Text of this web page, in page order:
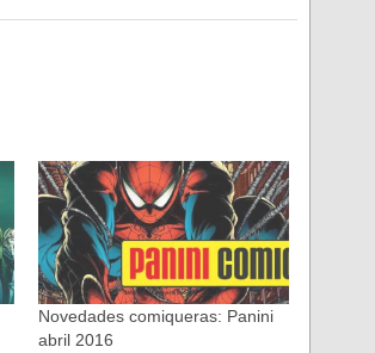
Novedades comiqueras: Panini
abril 2016